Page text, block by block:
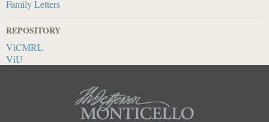
Family Letters
REPOSITORY
ViCMRL
ViU